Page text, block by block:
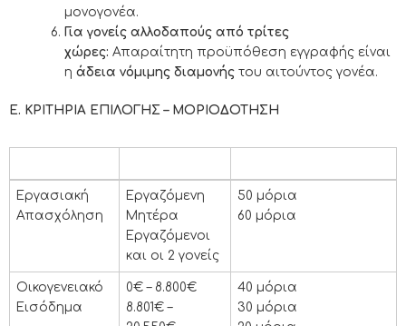
μονογονέα.
Για γονείς αλλοδαπούς από τρίτες
χώρες:Απαραίτητη προϋπόθεση εγγραφής είναι
ηάδεια νόμιμης διαμονής του αιτούντος γονέα.
Ε. ΚΡΙΤΗΡΙΑ ΕΠΙΛΟΓΗΣ – ΜΟΡΙΟΔΟΤΗΣΗ
ΚΡΙΤΗΡΙΟ
ΚΑΤΗΓΟΡΙΑ ΜΟΡΙΑ
Εργασιακή
Απασχόληση
Εργαζόμενη
Μητέρα
Εργαζόμενοι
και οι 2 γονείς
50 μόρια
60 μόρια
Οικογενειακό
Εισόδημα
0€ – 8.800€
8.801€ –
40 μόρια
30 μόρια